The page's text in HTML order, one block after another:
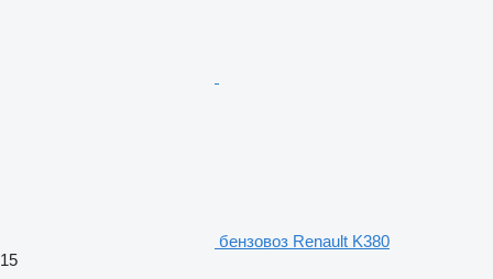
бензовоз Renault K380
15